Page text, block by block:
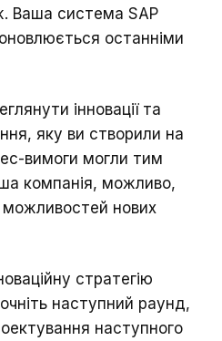
Ваша система SAP
останніми
інновації та
яку ви створили на
вимоги могли тим
компанія, можливо,
нових
стратегію
наступний раунд,
наступного